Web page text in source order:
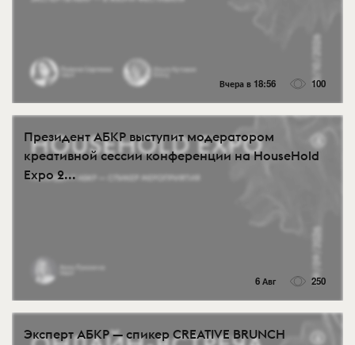
Вчера в 18:56 100
Президент АБКР выступит модератором
креативной сессии конференции на HouseHold
Expo 2...
6 Авг 250
Эксперт АБКР — спикер CREATIVE BRUNCH